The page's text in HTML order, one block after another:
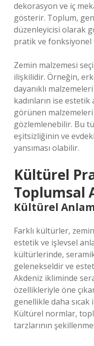
dekorasyon ve iç
gösterir. Toplum,
düzenleyicisi olarak
pratik ve
Zemin malzemesi
ilişkilidir. Örneğin,
dayanıklı
kadınların ise estetik
görünen
gözlemlenebilir. Bu
eşitsizliğinin ve
yansıması olabilir.
Kültürel
Toplumsal
Kültürel
Farklı kültürler,
estetik ve işlevsel
kültürlerinde,
gelenekseldir ve
Akdeniz ikliminde
özellikleriyle öne
genellikle daha
Kültürel normlar,
tarzlarının